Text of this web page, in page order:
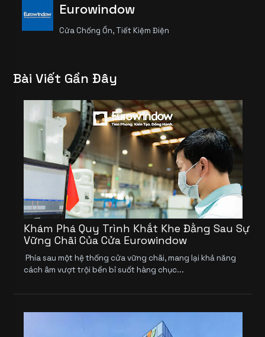
Eurowindow
Cửa Chống Ồn, Tiết Kiệm Điện
Bài Viết Gần Đây
Khám Phá Quy Trình Khắt Khe Đằng Sau Sự
Vững Chãi Của Cửa Eurowindow
Phía sau một hệ thống cửa vững chãi, mang lại khả năng
cách âm vượt trội bền bỉ suốt hàng chục...